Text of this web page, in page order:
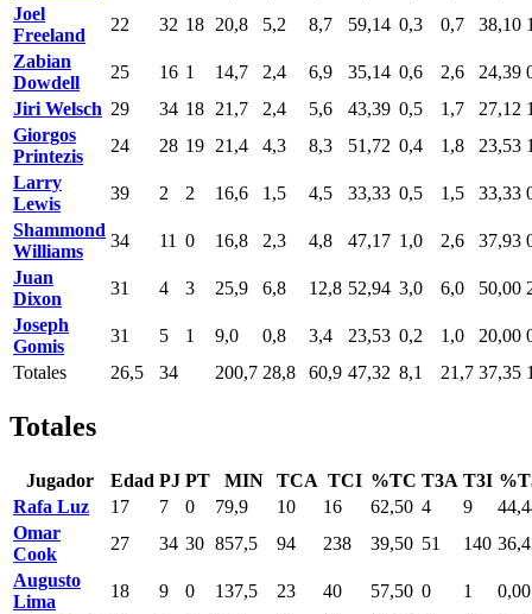
Joel
Freeland
22 32 18 20,8 5,2 8,7 59,14 0,3 0,7 38,10
Zabian
Dowdell
25 16 1 14,7 2,4 6,9 35,14 0,6 2,6 24,39
Jiri Welsch 29 34 18 21,7 2,4 5,6 43,39 0,5 1,7 27,12
Giorgos
Printezis
24 28 19 21,4 4,3 8,3 51,72 0,4 1,8 23,53
Larry
Lewis
39 2 2 16,6 1,5 4,5 33,33 0,5 1,5 33,33
Shammond
Williams
34 11 0 16,8 2,3 4,8 47,17 1,0 2,6 37,93
Juan
Dixon
31 4 3 25,9 6,8 12,8 52,94 3,0 6,0 50,00
Joseph
Gomis
31 5 1 9,0 0,8 3,4 23,53 0,2 1,0 20,00
Totales
26,5 34 200,7 28,8 60,9 47,32 8,1 21,7 37,35
Totales
Jugador Edad PJ PT MIN TCA TCI %TC T3A T3I
Rafa Luz
17 7 0 79,9 10 16 62,50 4 9
Omar
Cook
27 34 30 857,5 94 238 39,50 51 140
Augusto
Lima
18 9 0 137,5 23 40 57,50 0 1
0,00